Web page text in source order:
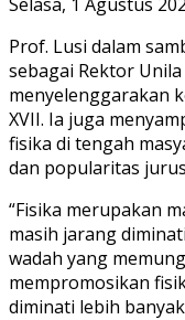
Prof. Lusi dalam
sebagai Rektor
menyelenggarakan
XVII. Ia juga
fisika di tengah
dan popularitas
“Fisika merupakan
masih jarang
wadah yang
mempromosikan
diminati lebih